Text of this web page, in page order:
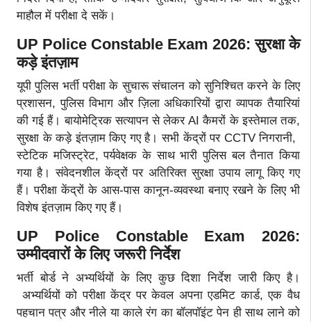
माहौल में परीक्षा दे सकें।
UP Police Constable Exam 2026: सुरक्षा के
कड़े इंतज़ाम
यूपी पुलिस भर्ती परीक्षा के सुचारू संचालन को सुनिश्चित करने के लिए
प्रशासन, पुलिस विभाग और ज़िला अधिकारियों द्वारा व्यापक तैयारियां
की गई हैं। बायोमेट्रिक सत्यापन से लेकर AI कैमरों के इस्तेमाल तक,
सुरक्षा के कड़े इंतज़ाम किए गए है। सभी केंद्रों पर CCTV निगरानी, ​​
स्टेटिक मजिस्ट्रेट, पर्यवेक्षक के साथ भारी पुलिस बल तैनात किया
गया है। संवेदनशील केंद्रों पर अतिरिक्त सुरक्षा उपाय लागू किए गए
हैं। परीक्षा केंद्रों के आस-पास कानून-व्यवस्था बनाए रखने के लिए भी
विशेष इंतज़ाम किए गए हैं।
UP Police Constable Exam 2026:
उम्मीदवारों के लिए जरूरी निर्देश
भर्ती बोर्ड ने अभ्यर्थियों के लिए कुछ दिशा निर्देश जारी किए है।
अभ्यर्थियों को परीक्षा केंद्र पर केवल अपना एडमिट कार्ड, एक वैध
पहचान पत्र और नीले या काले रंग का बॉलपॉइंट पेन ही साथ लाने को